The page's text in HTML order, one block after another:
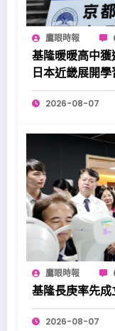
鷹眼時報
基隆暖暖高中
日本近畿展開學
2026-08-07
鷹眼時報
基隆長庚率先成
2026-08-07